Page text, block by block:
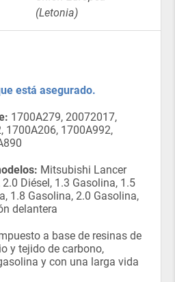
(Letonia)
está asegurado.
1700A279, 20072017,
1700A206, 1700A992,
Mitsubishi Lancer
Diésel, 1.3 Gasolina, 1.5
1.8 Gasolina, 2.0 Gasolina,
delantera
a base de resinas de
y tejido de carbono,
y con una larga vida